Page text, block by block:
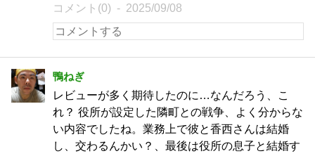
コメント(0) 2025/09/08
鴨ねぎ
レビューが多く期待したのに…なんだろう、こ
れ？ 役所が設定した隣町との戦争、よく分からな
い内容でしたね。業務上で彼と香西さんは結婚
し、交わるんかい？、最後は役所の息子と結婚す